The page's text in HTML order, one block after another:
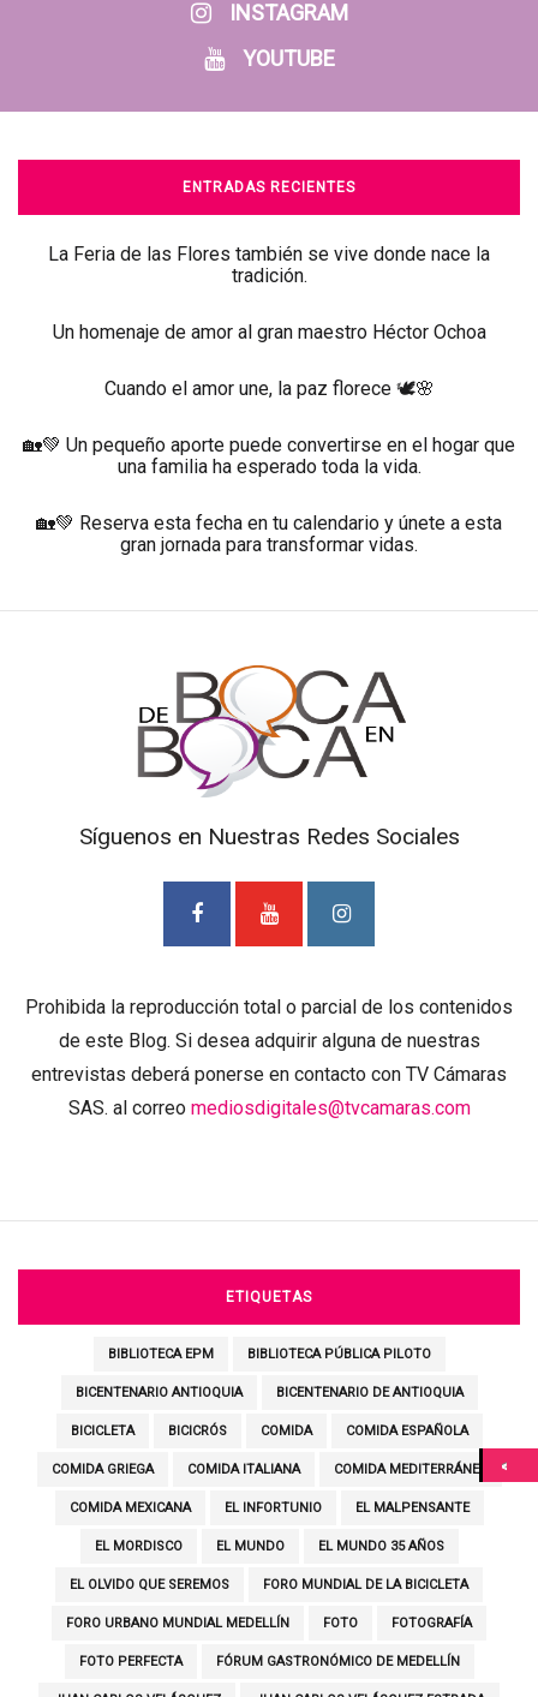
INSTAGRAM
YOUTUBE
ENTRADAS RECIENTES
La Feria de las Flores también se vive donde nace la
tradición.
Un homenaje de amor al gran maestro Héctor Ochoa
Cuando el amor une, la paz florece 🕊️🌸
🏡💚 Un pequeño aporte puede convertirse en el hogar que
una familia ha esperado toda la vida.
🏡💚 Reserva esta fecha en tu calendario y únete a esta
gran jornada para transformar vidas.
Síguenos en Nuestras Redes Sociales
Prohibida la reproducción total o parcial de los contenidos
de este Blog. Si desea adquirir alguna de nuestras
entrevistas deberá ponerse en contacto con TV Cámaras
SAS. al correo mediosdigitales@tvcamaras.com
ETIQUETAS
BIBLIOTECA EPM BIBLIOTECA PÚBLICA PILOTO
BICENTENARIO ANTIOQUIA BICENTENARIO DE ANTIOQUIA
BICICLETA BICICRÓS COMIDA COMIDA ESPAÑOLA
COMIDA GRIEGA COMIDA ITALIANA COMIDA MEDITERRÁNEA
COMIDA MEXICANA EL INFORTUNIO EL MALPENSANTE
EL MORDISCO EL MUNDO EL MUNDO 35 AÑOS
EL OLVIDO QUE SEREMOS FORO MUNDIAL DE LA BICICLETA
FORO URBANO MUNDIAL MEDELLÍN FOTO FOTOGRAFÍA
FOTO PERFECTA FÓRUM GASTRONÓMICO DE MEDELLÍN